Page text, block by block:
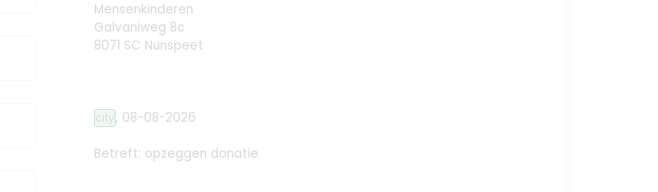
Mensenkinderen
Galvaniweg 8c
8071 SC Nunspeet
city, 08-08-2026
Betreft: opzeggen donatie